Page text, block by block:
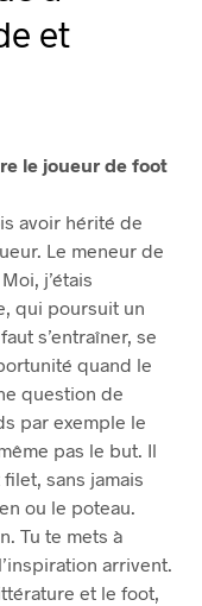
et
le joueur de foot
avoir hérité de
Le meneur de
j’étais
qui poursuit un
s’entraîner, se
quand le
question de
par exemple le
pas le but. Il
sans jamais
ou le poteau.
Tu te mets à
arrivent.
et le foot,